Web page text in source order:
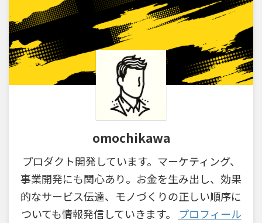
omochikawa
プロダクト開発しています。マーケティング、
事業開発にも関心あり。お金を生み出し、効果
的なサービス伝達、モノづくりの正しい順序に
ついても情報発信していきます。 プロフィール